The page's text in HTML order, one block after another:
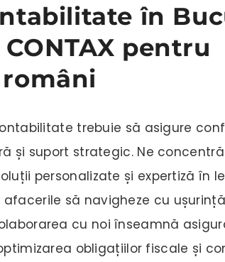
în
pentru
trebuie să asigure
și suport strategic. Ne
personalizate și expertiză în
să navigheze cu
cu noi înseamnă
obligațiilor fiscale și